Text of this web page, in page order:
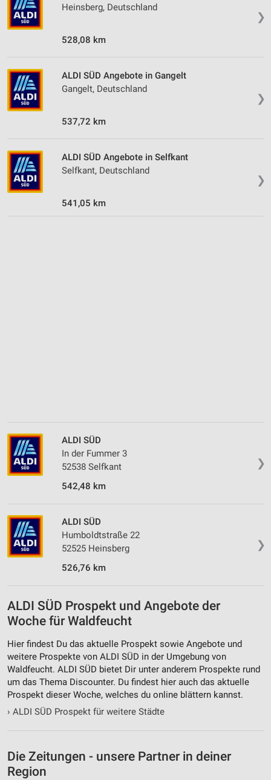
❯
Heinsberg, Deutschland
528,08 km
❯
ALDI SÜD Angebote in Gangelt
Gangelt, Deutschland
537,72 km
❯
ALDI SÜD Angebote in Selfkant
Selfkant, Deutschland
541,05 km
❯
ALDI SÜD
In der Fummer 3
52538 Selfkant
542,48 km
❯
ALDI SÜD
Humboldtstraße 22
52525 Heinsberg
526,76 km
ALDI SÜD Prospekt und Angebote der
Woche für Waldfeucht
Hier findest Du das aktuelle Prospekt sowie Angebote und
weitere Prospekte von ALDI SÜD in der Umgebung von
Waldfeucht. ALDI SÜD bietet Dir unter anderem Prospekte rund
um das Thema Discounter. Du findest hier auch das aktuelle
Prospekt dieser Woche, welches du online blättern kannst.
› ALDI SÜD Prospekt für weitere Städte
Die Zeitungen - unsere Partner in deiner
Region